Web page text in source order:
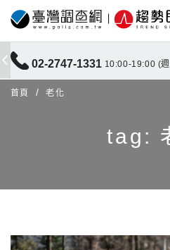
02-2747-1331 10:00-19:00 (
首頁 老化
tag: